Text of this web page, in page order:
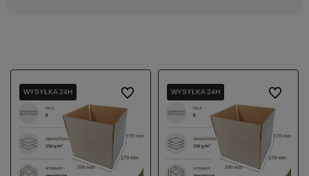
WYSYŁKA 24H
WYSYŁKA 24H
WYSYŁKA 24H Do ulubionychWYSYŁKA 24H
WYSYŁKA 24H
WYSYŁKA 24H Do